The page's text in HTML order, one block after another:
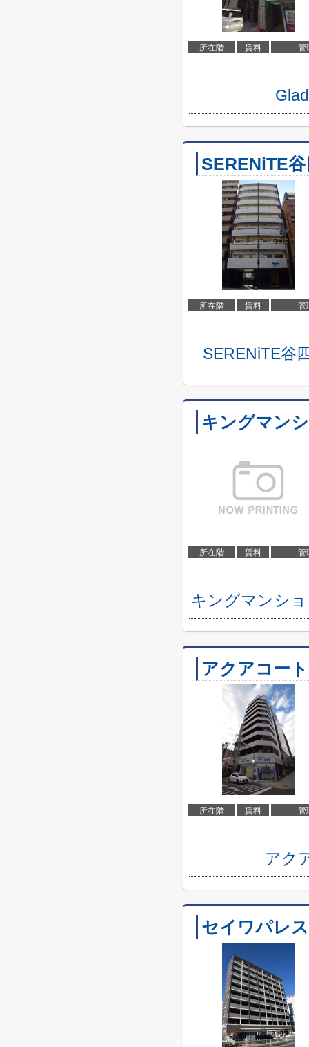
所在階 賃料 管
SERENiTE
所在階 賃料 管
SERENiTE谷
キングマン
所在階 賃料 管
キングマンシ
アクアコー
所在階 賃料 管
アク
セイワパレ